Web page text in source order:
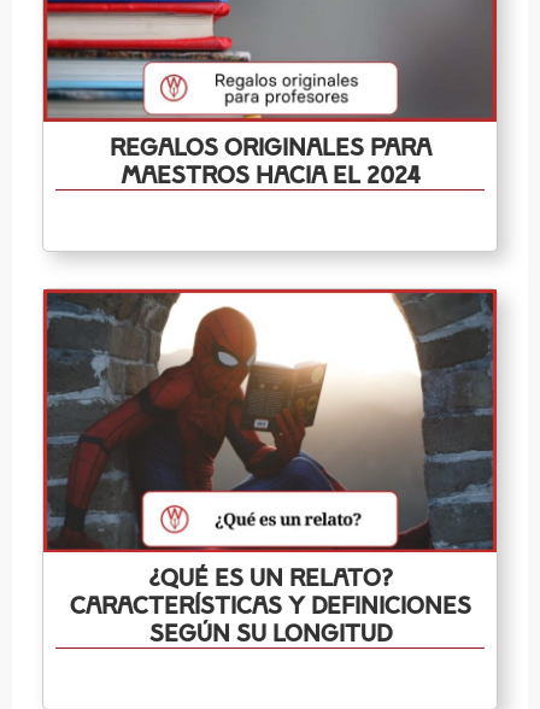
Regalos originales para
maestros hacia el 2024
¿Qué es un relato?
Características y definiciones
según su longitud